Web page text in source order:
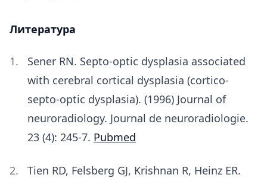
Литература
Sener RN. Septo-optic dysplasia associated
with cerebral cortical dysplasia (cortico-
septo-optic dysplasia). (1996) Journal of
neuroradiology. Journal de neuroradiologie.
23 (4): 245-7. Pubmed
Tien RD, Felsberg GJ, Krishnan R, Heinz ER.